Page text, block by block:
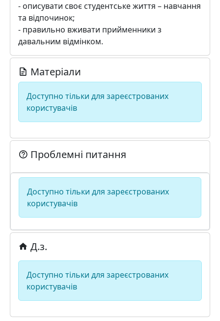
- описувати своє студентське життя – навчання
та відпочинок;
- правильно вживати прийменники з
давальним відмінком.
Матеріали
Доступно тільки для зареєстрованих
користувачів
Проблемні питання
Доступно тільки для зареєстрованих
користувачів
Д.з.
Доступно тільки для зареєстрованих
користувачів